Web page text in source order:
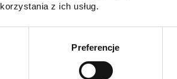
z ich usług.
Preferencje